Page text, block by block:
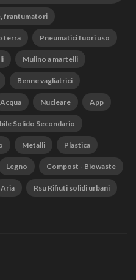
frantumatori
terra Pneumatici fuori uso
Mulino a martelli
Benne vagliatrici
Acqua Nucleare App
Solido Secondario
Metalli Plastica
Legno Compost - Biowaste
Aria Rsu Rifiuti solidi urbani